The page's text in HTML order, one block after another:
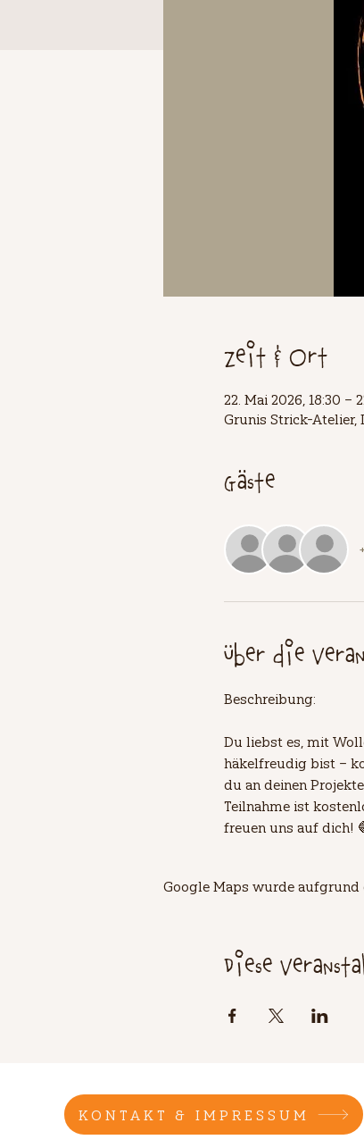
Zeit & Ort
22. Mai 2026, 18:30 –
Grunis Strick-Atelier,
Gäste
Über die
Beschreibung:
Du liebst es, mit
häkelfreudig bist –
du an deinen
Teilnahme ist
freuen uns auf dich!
Google Maps wurde
Diese
KONTAKT & IMPRESSUM